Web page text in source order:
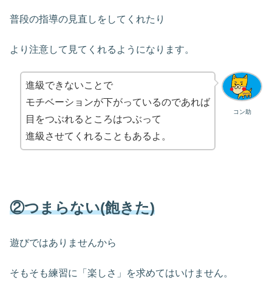
普段の指導の見直しをしてくれたり
より注意して見てくれるようになります。
コン助
進級できないことで
モチベーションが下がっているのであれば
目をつぶれるところはつぶって
進級させてくれることもあるよ。
②つまらない(飽きた)
遊びではありませんから
そもそも練習に「楽しさ」を求めてはいけません。